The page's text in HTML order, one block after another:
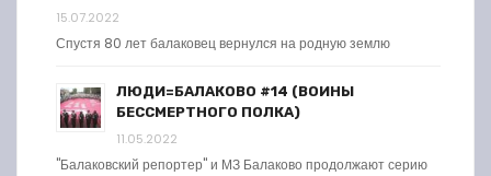
15.07.2022
Спустя 80 лет балаковец вернулся на родную землю
ЛЮДИ=БАЛАКОВО #14 (ВОИНЫ
БЕССМЕРТНОГО ПОЛКА)
11.05.2022
"Балаковский репортер" и МЗ Балаково продолжают серию